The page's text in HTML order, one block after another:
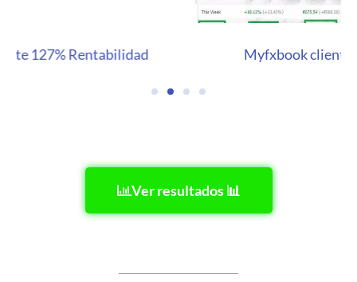
Myfxbook cliente 46.8% Rentabilidad
Ver resultados 📊